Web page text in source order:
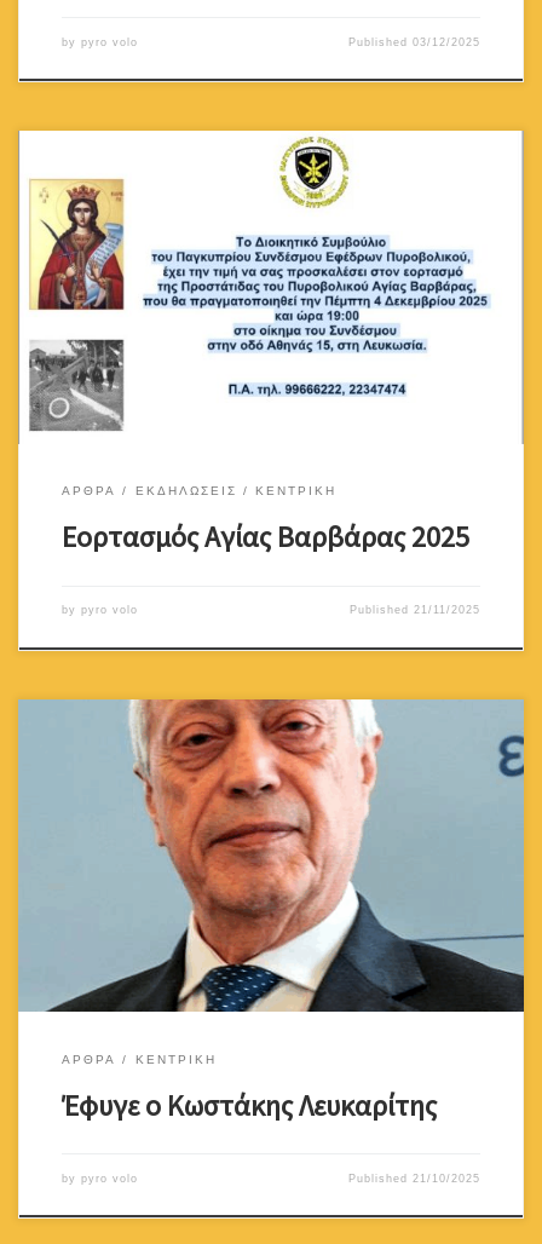
by pyro volo Published03/12/2025
Το Διοικητικό Συμβούλιο του Παγκυπρίου Συνδέσμου Εφέδρων
Πυροβολικού,έχει την τιμή να σας προσκαλέσει στον
εορτασμότης Προστάτιδας του Πυροβολικού Αγίας
Βαρβάρας,που θα πραγματοποιηθεί την Πέμπτη 4 Δεκεμβρίου
2025 και ώρα 19:00στο οίκημα του Συνδέσμουστην οδό Αθηνάς
15, στη Λευκωσία. Π.Α. τηλ. 99666222, 22347474
ΑΡΘΡΑ ΕΚΔΗΛΩΣΕΙΣ ΚΕΝΤΡΙΚΗ
Εορτασμός Αγίας Βαρβάρας 2025
by pyro volo Published21/11/2025
Ανακοινώθηκε την 20η Οκτωβρίου 2025 ο θάνατος, σε ηλικία 82
ετών, του Κωστάκη Ν. Λευκαρίτη. Η απώλειά του αφήνει ένα
σημαντικό κενό στην Κυπριακή επιχειρηματική ζωή και την
Κυπριακή κοινωνία. Ο Κωστάκης Ν. Λευκαρίτης υπήρξε εξέχουσα
προσωπικότητα του επιχειρηματικού κόσμου της Κύπρου.
Αναδείχθηκε μέσα από τον Όμιλο Εταιρειών Αδελφοί Λευκαρίτη και
ΑΡΘΡΑ ΚΕΝΤΡΙΚΗ
Έφυγε ο Κωστάκης Λευκαρίτης
by pyro volo Published 21/10/2025